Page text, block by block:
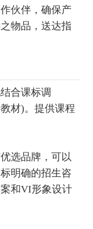
伙伴，确保产
物品，送达指
合课标调
材)。提供课程
选品牌，可以
明确的招生咨
和VI形象设计